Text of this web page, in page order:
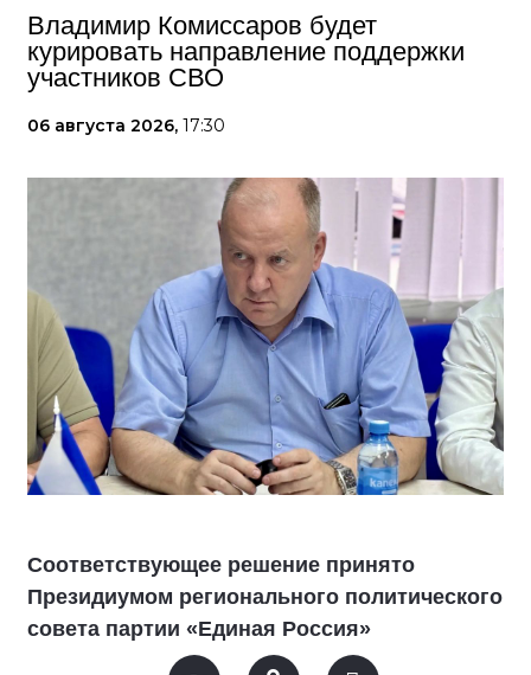
Владимир Комиссаров будет
курировать направление поддержки
участников СВО
06 августа 2026, 17:30
Соответствующее решение принято
Президиумом регионального политического
совета партии «Единая Россия»